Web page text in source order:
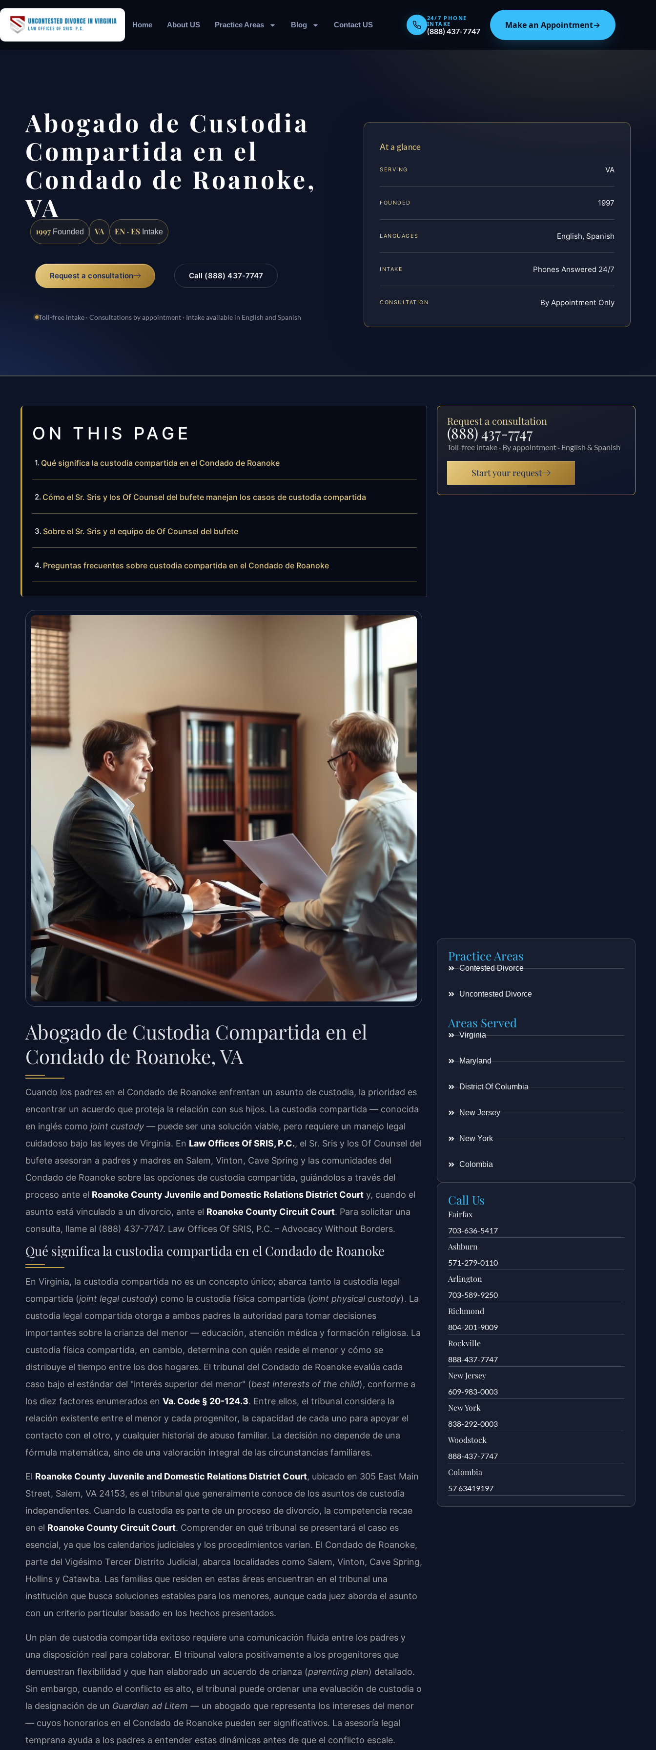
Home About US Practice Areas Blog Contact US
24/7 PHONE
INTAKE
(888) 437-7747
Make an Appointment→
Abogado de Custodia
Compartida en el
Condado de Roanoke,
VA
1997 Founded VA EN · ES Intake
Request a consultation Call (888) 437-7747
Toll-free intake · Consultations by appointment · Intake available in English and Spanish
At a glance
SERVING VA
FOUNDED 1997
LANGUAGES English, Spanish
INTAKE Phones Answered 24/7
CONSULTATION By Appointment Only
ON THIS PAGE
Qué significa la custodia compartida en el Condado de Roanoke
Cómo el Sr. Sris y los Of Counsel del bufete manejan los casos de custodia compartida
Sobre el Sr. Sris y el equipo de Of Counsel del bufete
Preguntas frecuentes sobre custodia compartida en el Condado de Roanoke
Abogado de Custodia Compartida en el
Condado de Roanoke, VA
Cuando los padres en el Condado de Roanoke enfrentan un asunto de custodia, la prioridad es
encontrar un acuerdo que proteja la relación con sus hijos. La custodia compartida — conocida
en inglés como joint custody — puede ser una solución viable, pero requiere un manejo legal
cuidadoso bajo las leyes de Virginia. En Law Offices Of SRIS, P.C., el Sr. Sris y los Of Counsel del
bufete asesoran a padres y madres en Salem, Vinton, Cave Spring y las comunidades del
Condado de Roanoke sobre las opciones de custodia compartida, guiándolos a través del
proceso ante el Roanoke County Juvenile and Domestic Relations District Court y, cuando el
asunto está vinculado a un divorcio, ante el Roanoke County Circuit Court. Para solicitar una
consulta, llame al (888) 437-7747. Law Offices Of SRIS, P.C. – Advocacy Without Borders.
Qué significa la custodia compartida en el Condado de Roanoke
En Virginia, la custodia compartida no es un concepto único; abarca tanto la custodia legal
compartida (joint legal custody) como la custodia física compartida (joint physical custody). La
custodia legal compartida otorga a ambos padres la autoridad para tomar decisiones
importantes sobre la crianza del menor — educación, atención médica y formación religiosa. La
custodia física compartida, en cambio, determina con quién reside el menor y cómo se
distribuye el tiempo entre los dos hogares. El tribunal del Condado de Roanoke evalúa cada
caso bajo el estándar del "interés superior del menor" (best interests of the child), conforme a
los diez factores enumerados en Va. Code § 20-124.3. Entre ellos, el tribunal considera la
relación existente entre el menor y cada progenitor, la capacidad de cada uno para apoyar el
contacto con el otro, y cualquier historial de abuso familiar. La decisión no depende de una
fórmula matemática, sino de una valoración integral de las circunstancias familiares.
El Roanoke County Juvenile and Domestic Relations District Court, ubicado en 305 East Main
Street, Salem, VA 24153, es el tribunal que generalmente conoce de los asuntos de custodia
independientes. Cuando la custodia es parte de un proceso de divorcio, la competencia recae
en el Roanoke County Circuit Court. Comprender en qué tribunal se presentará el caso es
esencial, ya que los calendarios judiciales y los procedimientos varían. El Condado de Roanoke,
parte del Vigésimo Tercer Distrito Judicial, abarca localidades como Salem, Vinton, Cave Spring,
Hollins y Catawba. Las familias que residen en estas áreas encuentran en el tribunal una
institución que busca soluciones estables para los menores, aunque cada juez aborda el asunto
con un criterio particular basado en los hechos presentados.
Un plan de custodia compartida exitoso requiere una comunicación fluida entre los padres y
una disposición real para colaborar. El tribunal valora positivamente a los progenitores que
demuestran flexibilidad y que han elaborado un acuerdo de crianza (parenting plan) detallado.
Sin embargo, cuando el conflicto es alto, el tribunal puede ordenar una evaluación de custodia o
la designación de un Guardian ad Litem — un abogado que representa los intereses del menor
— cuyos honorarios en el Condado de Roanoke pueden ser significativos. La asesoría legal
temprana ayuda a los padres a entender estas dinámicas antes de que el conflicto escale.
Request a consultation
(888) 437-7747
Toll-free intake · By appointment · English & Spanish
Start your request
Practice Areas
Contested Divorce
Uncontested Divorce
Areas Served
Virginia
Maryland
District Of Columbia
New Jersey
New York
Colombia
Call Us
Fairfax
703-636-5417
Ashburn
571-279-0110
Arlington
703-589-9250
Richmond
804-201-9009
Rockville
888-437-7747
New Jersey
609-983-0003
New York
838-292-0003
Woodstock
888-437-7747
Colombia
57 63419197